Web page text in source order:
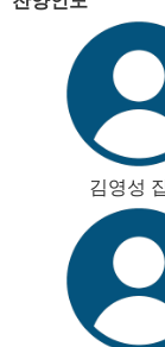
김영성